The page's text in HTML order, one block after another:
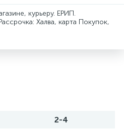
курьеру. ЕРИП.
Халва, карта Покупок,
2-4